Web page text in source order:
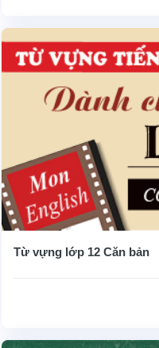
Từ vựng lớp 12 Căn bản